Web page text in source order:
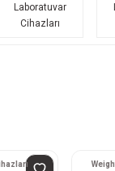
Laboratuvar
Cihazları